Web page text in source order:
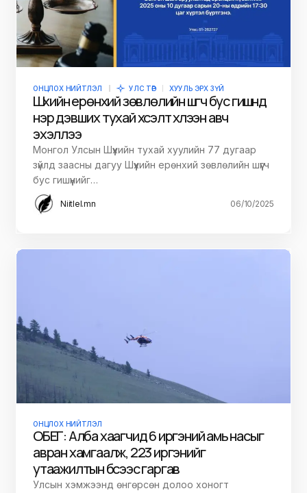
ОНЦЛОХ НИЙТЛЭЛ УЛС ТӨР ХУУЛЬ ЭРХ ЗҮЙ
Шүүхийн ерөнхий зөвлөлийн шүүгч бус гишүүнд
нэр дэвших тухай хүсэлт хүлээн авч
эхэллээ
Монгол Улсын Шүүхийн тухай хуулийн 77 дугаар
зүйлд заасны дагуу Шүүхийн ерөнхий зөвлөлийн шүүгч
бус гишүүнийг…
Niitlel.mn 06/10/2025
ОНЦЛОХ НИЙТЛЭЛ
ОБЕГ: Алба хаагчид 6 иргэний амь насыг
авран хамгаалж, 223 иргэнийг
утаажилтын бүсээс гаргав
Улсын хэмжээнд өнгөрсөн долоо хоногт